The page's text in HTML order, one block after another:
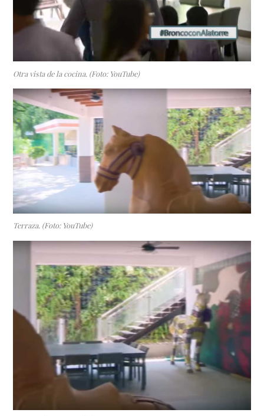
Otra vista de la cocina. (Foto: YouTube)
Terraza. (Foto: YouTube)